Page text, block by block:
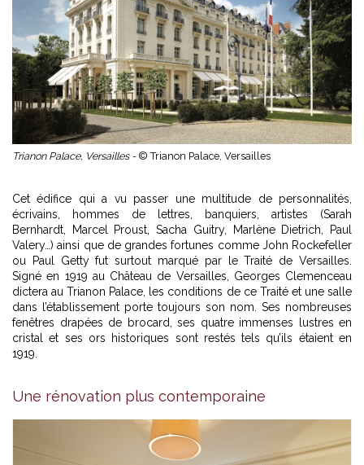
Trianon Palace, Versailles - © Trianon Palace, Versailles
Cet édifice qui a vu passer une multitude de personnalités,
écrivains, hommes de lettres, banquiers, artistes (Sarah
Bernhardt, Marcel Proust, Sacha Guitry, Marlène Dietrich, Paul
Valery…) ainsi que de grandes fortunes comme John Rockefeller
ou Paul Getty fut surtout marqué par le Traité de Versailles.
Signé en 1919 au Château de Versailles, Georges Clemenceau
dictera au Trianon Palace, les conditions de ce Traité et une salle
dans l’établissement porte toujours son nom. Ses nombreuses
fenêtres drapées de brocard, ses quatre immenses lustres en
cristal et ses ors historiques sont restés tels qu’ils étaient en
1919.
Une rénovation plus contemporaine